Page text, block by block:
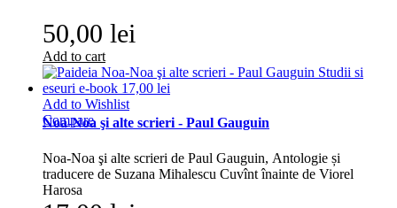
50,00 lei
Add to cart
Add to Wishlist
Compare
Noa-Noa şi alte scrieri - Paul Gauguin
Noa-Noa şi alte scrieri de Paul Gauguin, Antologie și
traducere de Suzana Mihalescu Cuvînt înainte de Viorel
Harosa